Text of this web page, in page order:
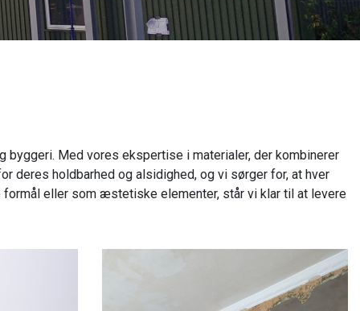
Med vores ekspertise i materialer, der kombinerer
deres holdbarhed og alsidighed, og vi sørger for, at hver
eller som æstetiske elementer, står vi klar til at levere